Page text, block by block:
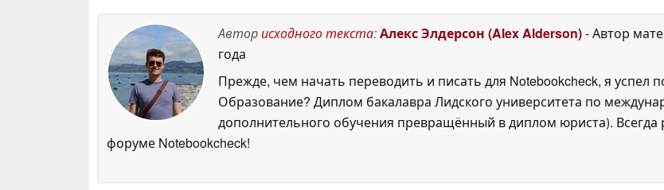
подставкой для
запястий из
двойной пены
Авторисходного текста:Алекс Элдерсон (Alex Alderson)- Автор
года
Прежде, чем начать переводить и писать для Notebookcheck, я успел
Образование? Диплом бакалавра Лидского университета по
дополнительного обучения превращённый в диплом юриста). Всегда
форуме Notebookcheck!